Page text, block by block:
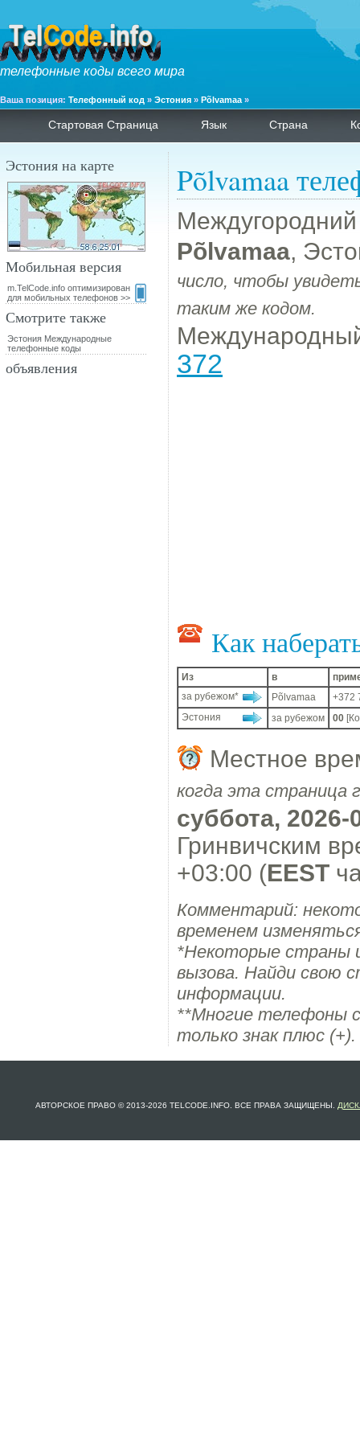
телефонные коды всего мира
Ваша позиция: Телефонный код » Эстония » Põlvamaa »
Стартовая Страница Язык Страна
Põlvamaa
Põlvamaa,
число, чтобы
таким же кодом.
372
Как
Из в
за рубежом*
Põlvamaa
+372
Эстония
за рубежом 00
Местное
когда эта страница
суббота,
Гринвичским
+03:00 (EEST
Комментарий:
временем
*Некоторые страны
вызова. Найди свою
информации.
**Многие телефоны
только знак плюс (+).
Эстония на карте
Мобильная версия
m.TelCode.info оптимизирован
для мобильных телефонов >>
Смотрите также
Эстония Международные
телефонные коды
объявления
АВТОРСКОЕ ПРАВО © 2013-2026 TELCODE.INFO. ВСЕ ПРАВА ЗАЩИЩЕНЫ.